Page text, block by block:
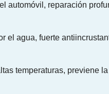
automóvil, reparación
el agua, fuerte
temperaturas, previene